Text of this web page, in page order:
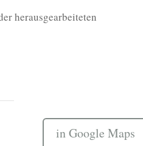
herausgearbeiteten
in Google Maps